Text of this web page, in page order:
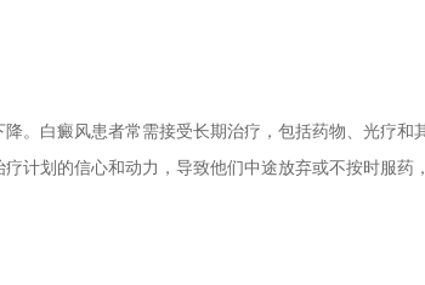
白癜风患者常需接受长期治疗，包括药物、光疗和
计划的信心和动力，导致他们中途放弃或不按时服药